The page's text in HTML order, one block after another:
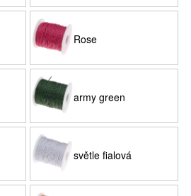
Rose
army green
světle fialová